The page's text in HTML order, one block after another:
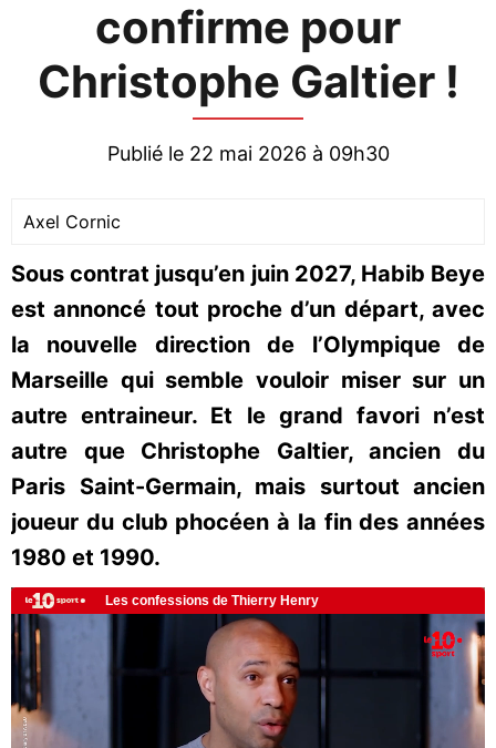
confirme pour
Christophe Galtier !
Publié le 22 mai 2026 à 09h30
Axel Cornic
Sous contrat jusqu’en juin 2027, Habib Beye
est annoncé tout proche d’un départ, avec
la nouvelle direction de l’Olympique de
Marseille qui semble vouloir miser sur un
autre entraineur. Et le grand favori n’est
autre que Christophe Galtier, ancien du
Paris Saint-Germain, mais surtout ancien
joueur du club phocéen à la fin des années
1980 et 1990.